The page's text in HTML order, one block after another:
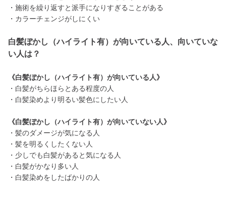
・施術を繰り返すと派手になりすぎることがある
・カラーチェンジがしにくい
白髪ぼかし（ハイライト有）が向いている人、向いていな
い人は？
《白髪ぼかし（ハイライト有）が向いている人》
・白髪がちらほらとある程度の人
・白髪染めより明るい髪色にしたい人
《白髪ぼかし（ハイライト有）が向いていない人》
・髪のダメージが気になる人
・髪を明るくしたくない人
・少しでも白髪があると気になる人
・白髪がかなり多い人
・白髪染めをしたばかりの人